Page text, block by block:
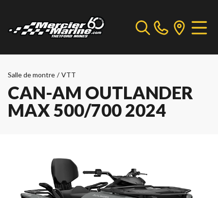
Salle de montre / VTT
CAN-AM OUTLANDER
MAX 500/700 2024